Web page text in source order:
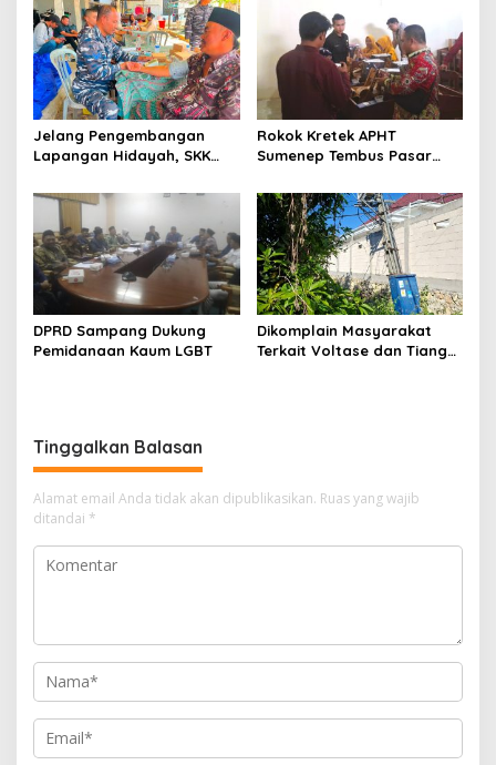
Jelang Pengembangan
Lapangan Hidayah, SKK
Perkuat Sinergi dengan
Nelayan Sampang
Rokok Kretek APHT
Sumenep Tembus Pasar
DPRD Sampang Dukung
Pemidanaan Kaum LGBT
Dikomplain Masyarakat
Terkait Voltase dan Tiang
Tinggalkan Balasan
Alamat email Anda tidak akan dipublikasikan. Ruas yang wajib
ditandai *